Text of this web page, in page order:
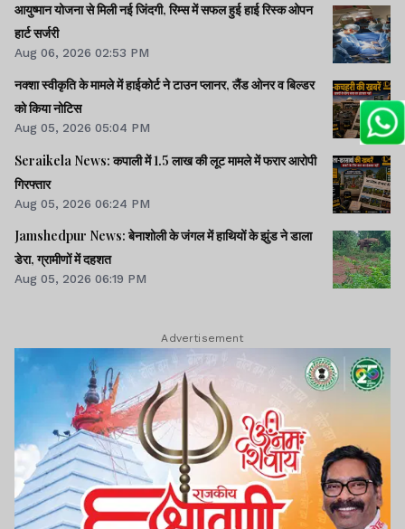
आयुष्मान योजना से मिली नई जिंदगी, रिम्स में सफल हुई हाई रिस्क ओपन
हार्ट सर्जरी
Aug 06, 2026 02:53 PM
नक्शा स्वीकृति के मामले में हाईकोर्ट ने टाउन प्लानर, लैंड ओनर व बिल्डर
को किया नोटिस
Aug 05, 2026 05:04 PM
Seraikela News: कपाली में 1.5 लाख की लूट मामले में फरार आरोपी
गिरफ्तार
Aug 05, 2026 06:24 PM
Jamshedpur News: बेनाशोली के जंगल में हाथियों के झुंड ने डाला
डेरा, ग्रामीणों में दहशत
Aug 05, 2026 06:19 PM
Advertisement